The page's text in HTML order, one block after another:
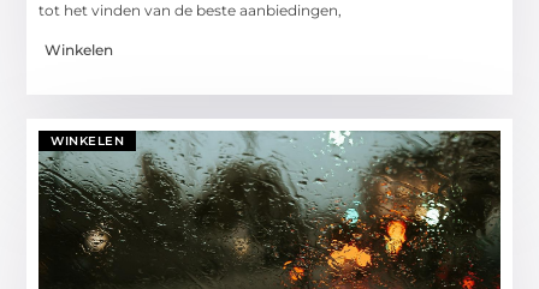
tot het vinden van de beste aanbiedingen,
Winkelen
WINKELEN